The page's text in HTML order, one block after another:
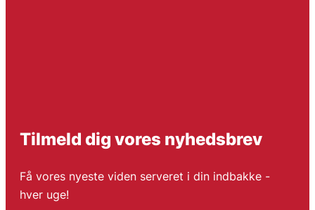
Tilmeld dig vores nyhedsbrev
Få vores nyeste viden serveret i din indbakke -
hver uge!